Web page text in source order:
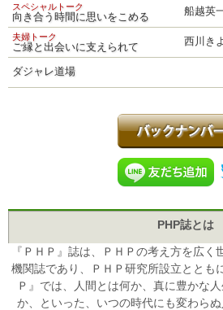
スペシャルトーク
向き合う時間に思いをこめる 船越英
夫婦トーク
ご縁と出会いに支えられて 西川き
ダジャレ道場
PHP誌とは
『ＰＨＰ』誌は、ＰＨＰの考え方を広
機関誌であり、ＰＨＰ研究所設立ととも
Ｐ』では、人間とは何か、真に豊かな
か、といった、いつの時代にも変わら